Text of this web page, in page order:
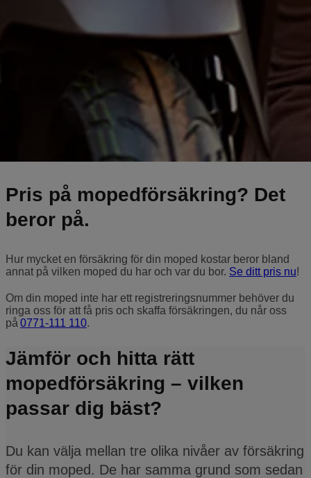
Pris på mopedförsäkring? Det
beror på.
Hur mycket en försäkring för din moped kostar beror bland
annat på vilken moped du har och var du bor. Se ditt pris nu!
Om din moped inte har ett registreringsnummer behöver du
ringa oss för att få pris och skaffa försäkringen, du når oss
på 0771-111 110.
Jämför och hitta rätt
mopedförsäkring – vilken
passar dig bäst?
Du kan välja mellan tre olika nivåer av försäkring
för din moped. De har samma grund som sedan